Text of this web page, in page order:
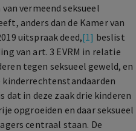
vermeend seksueel
anders dan de Kamer van
uitspraak deed,[1] beslist
van art. 3 EVRM in relatie
tegen seksueel geweld, en
dat in deze zaak drie kinderen
opgroeiden en daar seksueel
centraal staan. De